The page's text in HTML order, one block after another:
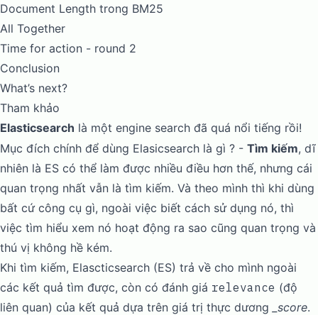
Document Length trong BM25
All Together
Time for action - round 2
Conclusion
What’s next?
Tham khảo
Elasticsearch là một engine search đã quá nổi tiếng rồi!
Mục đích chính để dùng Elasicsearch là gì ? - Tìm kiếm, dĩ
nhiên là ES có thể làm được nhiều điều hơn thế, nhưng cái
quan trọng nhất vẫn là tìm kiếm. Và theo mình thì khi dùng
bất cứ công cụ gì, ngoài việc biết cách sử dụng nó, thì
việc tìm hiểu xem nó hoạt động ra sao cũng quan trọng và
thú vị không hề kém.
Khi tìm kiếm, Elascticsearch (ES) trả về cho mình ngoài
các kết quả tìm được, còn có đánh giá relevance (độ
liên quan) của kết quả dựa trên giá trị thực dương
_score.